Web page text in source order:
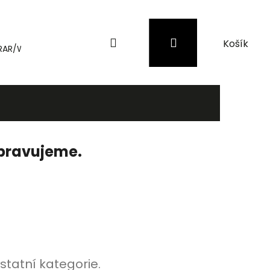
WinRAR Záložní zdroje (UPS) a přepěťové
PřihlášeníNákupní
košík
kategorie.